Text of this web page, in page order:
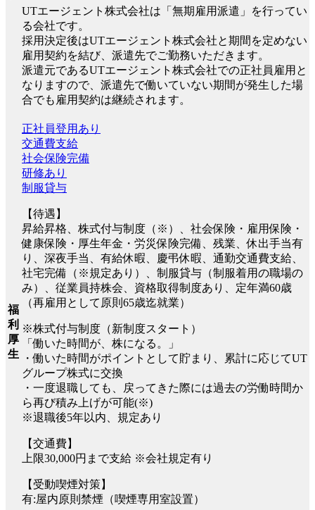
UTエージェント株式会社は「無期雇用派遣」を行ってい
る会社です。
採用決定後はUTエージェント株式会社と期間を定めない
雇用契約を結び、派遣先でご勤務いただきます。
派遣元であるUTエージェント株式会社での正社員雇用と
なりますので、派遣先で働いていない期間が発生した場
合でも雇用契約は継続されます。
福
利
厚
生
正社員登用あり
交通費支給
社会保険完備
研修あり
制服貸与
【待遇】
昇給昇格、株式付与制度（※）、社会保険・雇用保険・
健康保険・厚生年金・労災保険完備、残業、休出手当有
り、深夜手当、有給休暇、慶弔休暇、通勤交通費支給、
社宅完備（※規定あり）、制服貸与（制服着用の職場の
み）、従業員持株会、資格取得制度あり、定年満60歳
（再雇用として原則65歳迄就業）
※株式付与制度（新制度スタート）
「働いた時間が、株になる。」
・働いた時間がポイントとして貯まり、累計に応じてUT
グループ株式に交換
・一度退職しても、戻ってきた際には過去の労働時間か
ら再び積み上げが可能(※)
※退職後5年以内、規定あり
【交通費】
上限30,000円まで支給 ※会社規定有り
【受動喫煙対策】
有:屋内原則禁煙（喫煙専用室設置）